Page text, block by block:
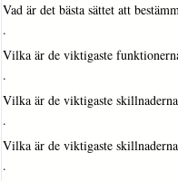
Vad är det bästa sättet att
·
Vilka är de viktigaste
·
Vilka är de viktigaste
·
Vilka är de viktigaste
·